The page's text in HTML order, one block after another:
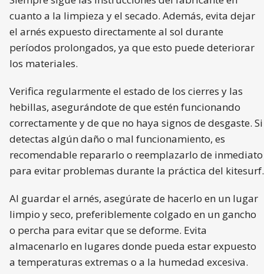
cuanto a la limpieza y el secado. Además, evita dejar
el arnés expuesto directamente al sol durante
períodos prolongados, ya que esto puede deteriorar
los materiales.
Verifica regularmente el estado de los cierres y las
hebillas, asegurándote de que estén funcionando
correctamente y de que no haya signos de desgaste. Si
detectas algún daño o mal funcionamiento, es
recomendable repararlo o reemplazarlo de inmediato
para evitar problemas durante la práctica del kitesurf.
Al guardar el arnés, asegúrate de hacerlo en un lugar
limpio y seco, preferiblemente colgado en un gancho
o percha para evitar que se deforme. Evita
almacenarlo en lugares donde pueda estar expuesto
a temperaturas extremas o a la humedad excesiva.